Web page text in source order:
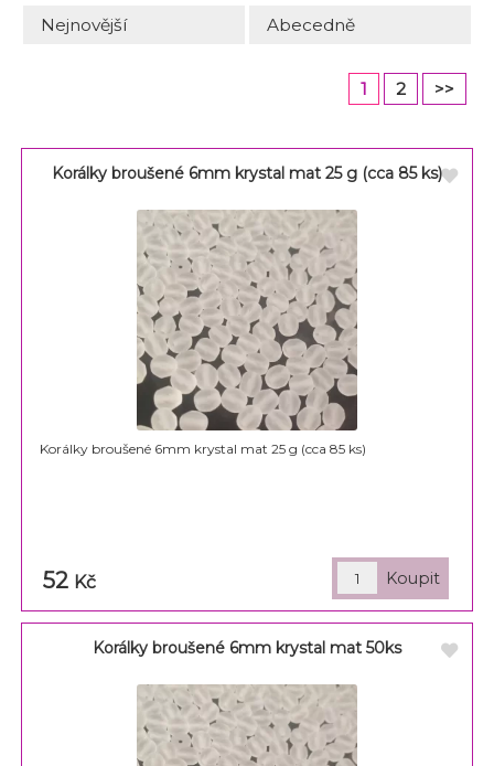
Nejnovější Abecedně
1 2 >>
Korálky broušené 6mm krystal mat 25 g (cca 85 ks)
Korálky broušené 6mm krystal mat 25 g (cca 85 ks)
52 Kč
Korálky broušené 6mm krystal mat 50ks